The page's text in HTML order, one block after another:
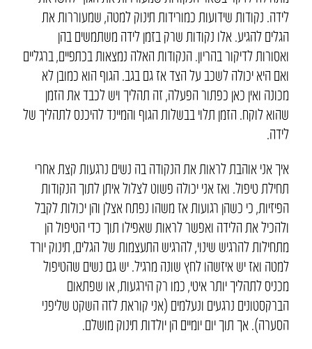
לידה. נקודות שידועות כמורידות תינוק למטה, שמעוררות את
הגלים להגיע. אלו נקודות שרק בזמן לידה משתמשים בהן
ואסורות לדיקור בהריון. הנקודות האלה נמצאות בכתפיים, ברגליים
ואם היא יכולה לשכב על הצד אז גם בגב. הגוף הוא כמובן לא
מכונה ואין כאן כפתור הפעלה, זה תהליך ויש לכבד את הזמן
שהוא לוקח. הזמן תלוי בבשלות הגוף והמיינד להיכנס לתהליך של
לידה.
איך אני אוהבת לראות את הנקודה בה נשים נרגעות קצת אחרי
תחילת טיפול. ואז אני יכולה פשוט לצלול איתן לתוך הנקודות
הפיזיות, כי כשהן רגועות אז משהו נפתח אצלן והן יכולות לקבל
ולהכיל את הלידה ואפשר לראות שאפילו תוך כדי הטיפול הן
מתחילות להרגיש שינוי, להרגיש התעצמות של הגלים, תינוק יורד
למטה ואז יש איזשהו לחץ שונה מרגיל. יש גם נשים שהטיפול
מכניס לתהליך יותר איטי, כמו רק הירגעות, או שפתאום
הברקסטונים נרגעים ונעלמים (אני קוראת לזה השקט שליפני
הסערה). אך תוך יום יומיים הן יולדות תינוק מושלם.